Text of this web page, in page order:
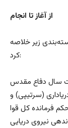
از آغاز تا انجام
زیر خلاصه
کرد:
سال دفاع مقدس
(سرتیپی) و
فرمانده کل قوا
نیروی دریایی